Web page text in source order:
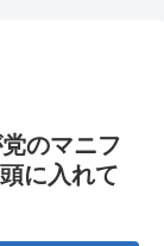
気になったこと
果、理系以外は
あまり言えな
のマニフ
に入れて